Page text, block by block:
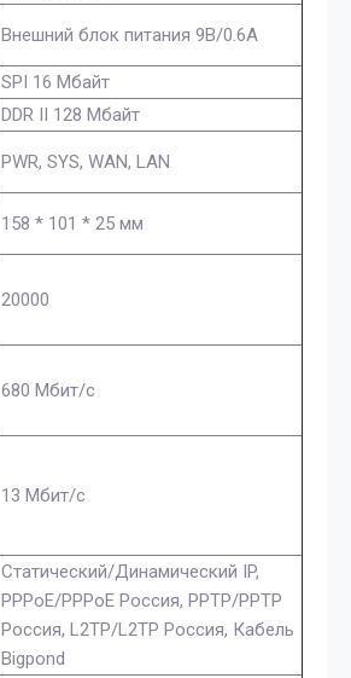
Внешний блок питания 9В/0.6А
SPI 16 Мбайт
DDR II 128 Мбайт
PWR, SYS, WAN, LAN
158 * 101 * 25 мм
20000
680 Мбит/с
13 Мбит/с
Статический/Динамический IP,
PPPoE/PPPoE Россия, PPTP/PPTP
Россия, L2TP/L2TP Россия, Кабель
Bigpond